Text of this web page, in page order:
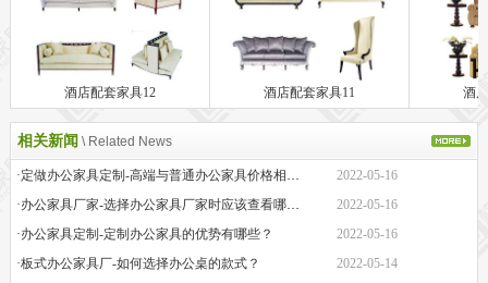
酒店配套家具12 酒店配套家具11 酒
相关新闻 \ Related News
2022-05-16
·办公家具厂家-选择办公家具厂家时应该查看哪些方面？
2022-05-16
·办公家具定制-定制办公家具的优势有哪些？
2022-05-16
·板式办公家具厂-如何选择办公桌的款式？
2022-05-14